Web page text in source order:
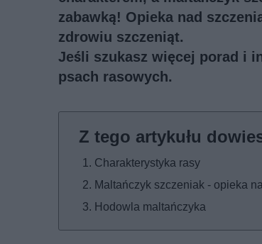
zabawką! Opieka nad
zdrowiu szczeniąt.
Jeśli szukasz więcej porad i
psach rasowych.
Charakterystyka rasy
Maltańczyk szczeniak - opieka
Hodowla maltańczyka